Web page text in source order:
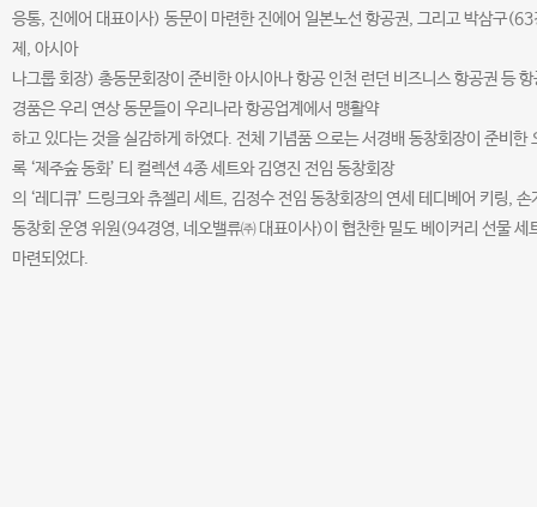
응통, 진에어 대표이사) 동문이 마련한 진에어 일본노선 항공권, 그리고 박삼구(63
제, 아시아
나그룹 회장) 총동문회장이 준비한 아시아나 항공 인천 런던 비즈니스 항공권 등 항
경품은 우리 연상 동문들이 우리나라 항공업계에서 맹활약
하고 있다는 것을 실감하게 하였다. 전체 기념품 으로는 서경배 동창회장이 준비한
록 ‘제주숲 동화’ 티 컬렉션 4종 세트와 김영진 전임 동창회장
의 ‘레디큐’ 드링크와 츄젤리 세트, 김정수 전임 동창회장의 연세 테디베어 키링, 손
동창회 운영 위원(94경영, 네오밸류㈜ 대표이사)이 협찬한 밀도 베이커리 선물 세
마련되었다.